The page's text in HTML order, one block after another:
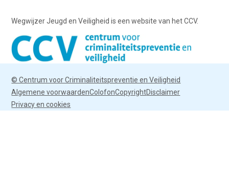
Wegwijzer Jeugd en Veiligheid is een website van het CCV.
© Centrum voor Criminaliteitspreventie en Veiligheid
Algemene voorwaardenColofonCopyrightDisclaimer
Privacy en cookies